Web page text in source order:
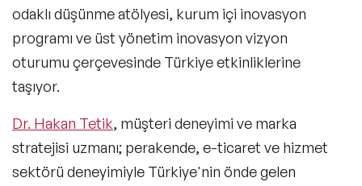
odaklı düşünme atölyesi, kurum içi inovasyon
programı ve üst yönetim inovasyon vizyon
oturumu çerçevesinde Türkiye etkinliklerine
taşıyor.
Dr. Hakan Tetik, müşteri deneyimi ve marka
stratejisi uzmanı; perakende, e-ticaret ve hizmet
sektörü deneyimiyle Türkiye'nin önde gelen
Girişimcilik Konuşmacıları
Dijital Pazarlama ve Sosyal Medya
Konuşmacıları
Seyahat Konuşmacıları